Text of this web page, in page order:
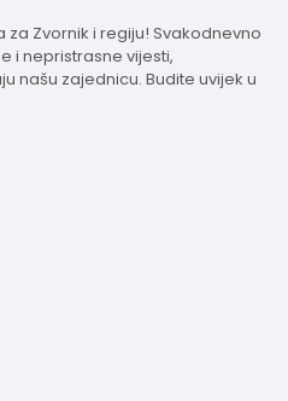
Zvornik i regiju! Svakodnevno
i nepristrasne vijesti,
našu zajednicu. Budite uvijek u